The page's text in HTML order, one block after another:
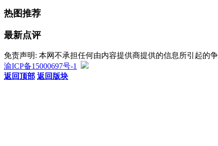
热图推荐
最新点评
免责声明: 本网不承担任何由内容提供商提供的信息所引起的
渝ICP备15000697号-1
返回顶部 返回版块